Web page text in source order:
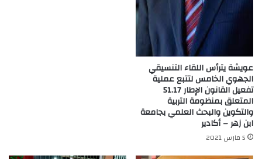
عويشة يترأس اللقاء التنسيقي
الجهوي الخامس لتتبع عملية
تفعيل القانون الإطار 51.17
المتعلق بمنظومة التربية
والتكوين والبحث العلمي بجامعة
ابن زهر – أكادير
5 مارس 2021